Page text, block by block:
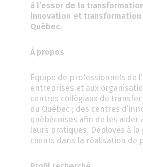
à l’essor de la
innovation et
Québec.
À propos
Équipe de professionnels de
entreprises et aux
centres collégiaux de
du Québec ; des centres
québécoises afin de les
leurs pratiques. Déployés à
clients dans la réalisation de